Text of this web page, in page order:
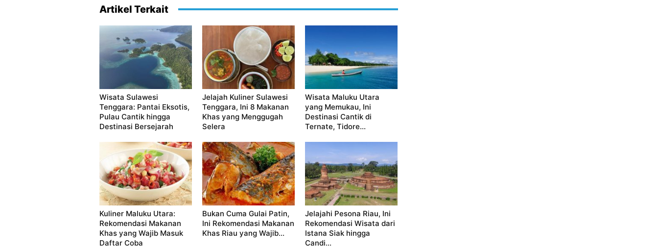
Artikel Terkait
Wisata Sulawesi
Tenggara: Pantai Eksotis,
Pulau Cantik hingga
Destinasi Bersejarah
Jelajah Kuliner Sulawesi
Tenggara, Ini 8 Makanan
Khas yang Menggugah
Selera
Wisata Maluku Utara
yang Memukau, Ini
Destinasi Cantik di
Ternate, Tidore...
Kuliner Maluku Utara:
Rekomendasi Makanan
Khas yang Wajib Masuk
Daftar Coba
Bukan Cuma Gulai Patin,
Ini Rekomendasi Makanan
Khas Riau yang Wajib...
Jelajahi Pesona Riau, Ini
Rekomendasi Wisata dari
Istana Siak hingga
Candi...